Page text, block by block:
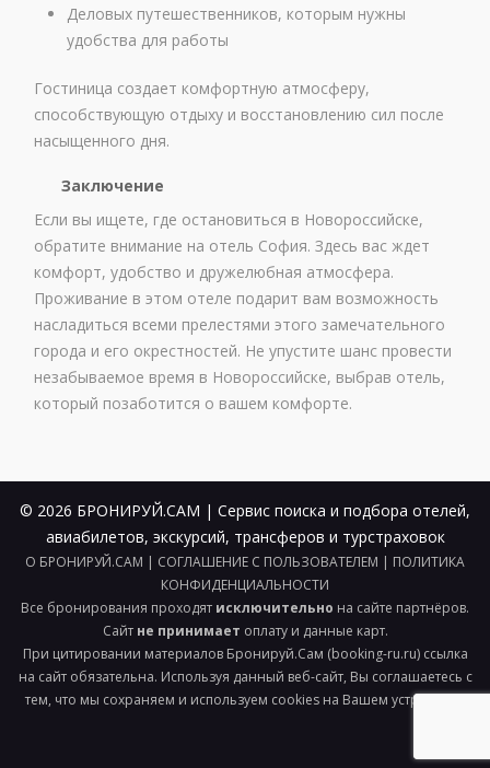
Деловых путешественников, которым нужны
удобства для работы
Гостиница создает комфортную атмосферу,
способствующую отдыху и восстановлению сил после
насыщенного дня.
Заключение
Если вы ищете, где остановиться в Новороссийске,
обратите внимание на отель София. Здесь вас ждет
комфорт, удобство и дружелюбная атмосфера.
Проживание в этом отеле подарит вам возможность
насладиться всеми прелестями этого замечательного
города и его окрестностей. Не упустите шанс провести
незабываемое время в Новороссийске, выбрав отель,
который позаботится о вашем комфорте.
© 2026 БРОНИРУЙ.САМ | Сервис поиска и подбора отелей,
авиабилетов, экскурсий, трансферов и турстраховок
О БРОНИРУЙ.САМ | СОГЛАШЕНИЕ С ПОЛЬЗОВАТЕЛЕМ | ПОЛИТИКА
КОНФИДЕНЦИАЛЬНОСТИ
Все бронирования проходят исключительно на сайте партнёров.
Сайт не принимает оплату и данные карт.
При цитировании материалов Бронируй.Сам (booking-ru.ru) ссылка
на сайт обязательна. Используя данный веб-сайт, Вы соглашаетесь с
тем, что мы сохраняем и используем cookies на Вашем устройстве.